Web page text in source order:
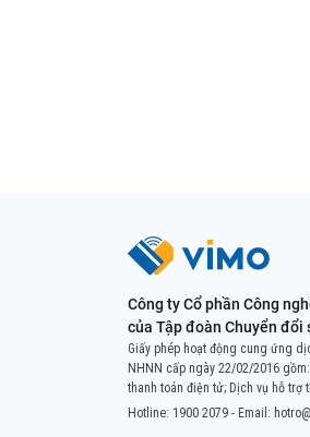
Công ty Cổ phần Công
của Tập đoàn Chuyển đổi
Giấy phép hoạt động cung ứng
NHNN cấp ngày 22/02/2016
thanh toán điện tử; Dịch vụ hỗ trợ
Hotline: 1900 2079 - Email: